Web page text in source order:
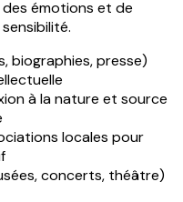
émotions et de
biographies, presse)
à la nature et source
locales pour
concerts, théâtre)